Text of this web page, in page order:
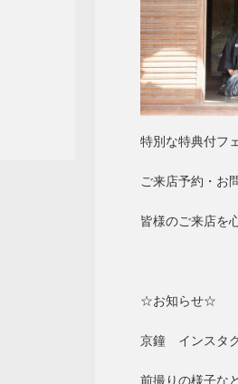
特別な特典付フ
ご来店予約・お
皆様のご来店を
☆お知らせ☆
京鐘 インスタグ
前撮りの様子な